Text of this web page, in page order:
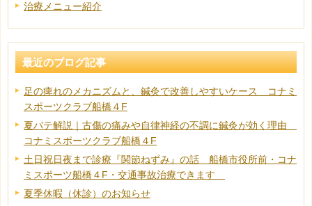
治療メニュー紹介
最近のブログ記事
足の痺れのメカニズムと、鍼灸で改善しやすいケース コナミ
スポーツクラブ船橋４F
夏バテ解説｜古傷の痛みや自律神経の不調に鍼灸が効く理由
コナミスポーツクラブ船橋４F
土日祝日夜まで診療『関節ねずみ』の話 船橋市役所前・コナ
ミスポーツ船橋４F・交通事故治療できます
夏季休暇（休診）のお知らせ